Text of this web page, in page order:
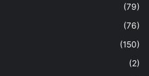
(79)
(76)
(150)
(2)